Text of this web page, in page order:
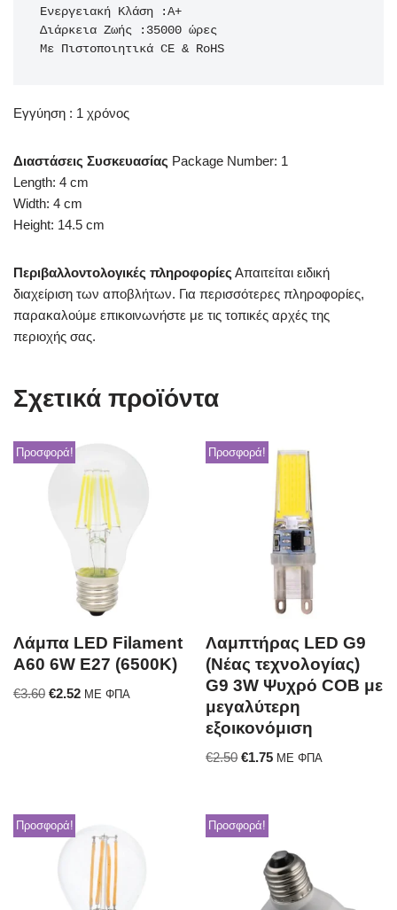
Ενεργειακή Κλάση :Α+
Διάρκεια Ζωής :35000 ώρες
Με Πιστοποιητικά CE & RoHS
Εγγύηση : 1 χρόνος
Διαστάσεις Συσκευασίας Package Number: 1
Length: 4 cm
Width: 4 cm
Height: 14.5 cm
Περιβαλλοντολογικές πληροφορίες Απαιτείται ειδική
διαχείριση των αποβλήτων. Για περισσότερες πληροφορίες,
παρακαλούμε επικοινωνήστε με τις τοπικές αρχές της
περιοχής σας.
Σχετικά προϊόντα
Προσφορά!
Λάμπα LED Filament
A60 6W E27 (6500K)
€3.60 €2.52 ΜΕ ΦΠΑ
Προσφορά!
Λαμπτήρας LED G9
(Νέας τεχνολογίας)
G9 3W Ψυχρό COB με
μεγαλύτερη
εξοικονόμιση
€2.50 €1.75 ΜΕ ΦΠΑ
Προσφορά! Προσφορά!